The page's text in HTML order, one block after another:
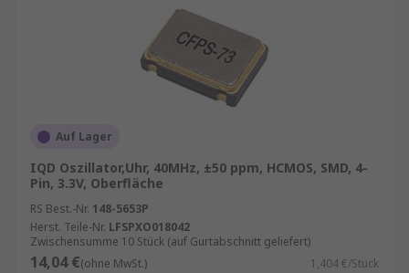
Auf Lager
IQD Oszillator,Uhr, 40MHz, ±50 ppm, HCMOS, SMD, 4-
Pin, 3.3V, Oberfläche
RS Best.-Nr. 148-5653P
Herst. Teile-Nr. LFSPXO018042
Zwischensumme 10 Stück (auf Gurtabschnitt geliefert)
14,04 €(ohne MwSt.) 1,404 €/Stück